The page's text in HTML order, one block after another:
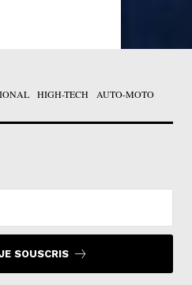
HIGH-TECH AUTO-MOTO
SOUSCRIS